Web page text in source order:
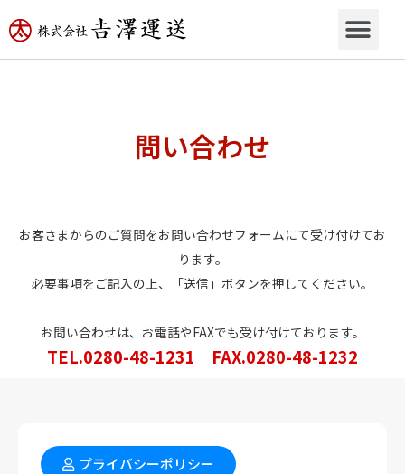
問い合わせ
お客さまからのご質問をお問い合わせフォームにて受け付けてお
ります。
必要事項をご記入の上、「送信」ボタンを押してください。
お問い合わせは、お電話やFAXでも受け付けております。
TEL.0280-48-1231 FAX.0280-48-1232
プライバシーポリシー